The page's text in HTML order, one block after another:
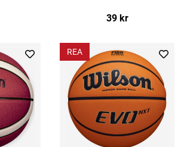
39 kr
REA